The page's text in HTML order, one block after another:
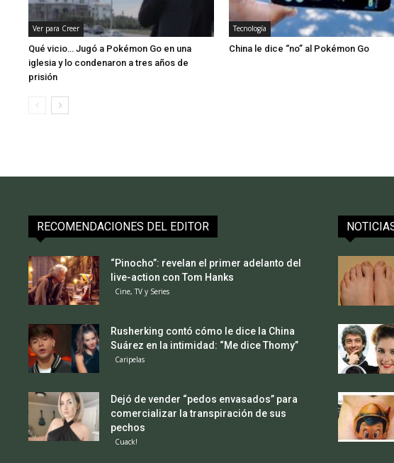
Ver para Creer
Qué vicio… Jugó a Pokémon Go en una
iglesia y lo condenaron a tres años de
prisión
Tecnología
China le dice “no” al Pokémon Go
RECOMENDACIONES DEL EDITOR
“Pinocho”: revelan el primer adelanto del
live-action con Tom Hanks
Cine, TV y Series
Rusherking contó cómo le dice la China
Suárez en la intimidad: “Me dice Thomy”
Caripelas
Dejó de vender “pedos envasados” para
comercializar la transpiración de sus
pechos
Cuack!